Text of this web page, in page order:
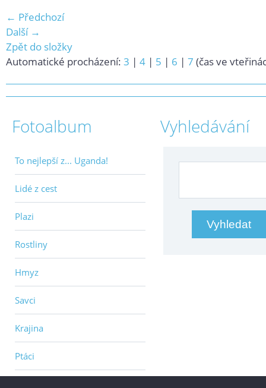
← Předchozí
Další →
Zpět do složky
Automatické procházení: 3 | 4 | 5 | 6 | 7 (čas ve
Fotoalbum
To nejlepší z... Uganda!
Lidé z cest
Plazi
Rostliny
Hmyz
Savci
Krajina
Ptáci
Vyhledávání